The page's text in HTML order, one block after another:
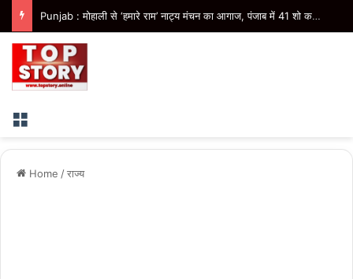
Uttarakhand : अगले दो दिनों में भारी से बहुत भारी वर्षा की संभावना
Menu
Home /राज्य